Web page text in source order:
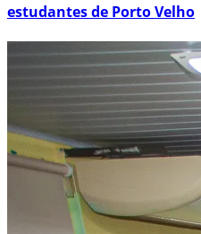
estudantes de Porto Velho